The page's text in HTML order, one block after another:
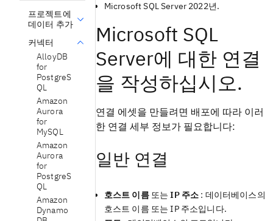
프로젝트에
데이터 추가
커넥터
AlloyDB
for
PostgreS
QL
Amazon
Aurora
for
MySQL
Amazon
Aurora
for
PostgreS
QL
Amazon
Dynamo
Microsoft SQL Server 2022년.
Microsoft SQL
Server에 대한 연결
을 작성하십시오.
연결 에셋을 만들려면 배포에 따라 이러
한 연결 세부 정보가 필요합니다:
일반 연결
호스트 이름또는IP 주소 : 데이터베이스의
호스트 이름 또는 IP 주소입니다.